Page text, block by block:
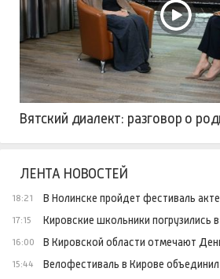
Вятский диалект: разговор о
ЛЕНТА НОВОСТЕЙ
18:21 В Нолинске пройдет фестиваль
17:15 Кировские школьники
16:00 В Кировской области отмечают
15:44 Велофестиваль в Кирове